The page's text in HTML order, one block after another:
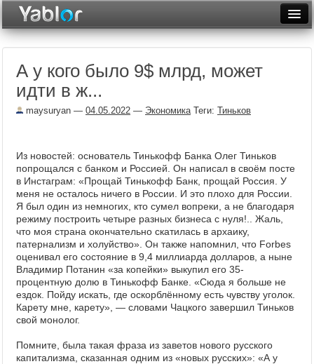
Неделя
Архив
Фототоп
Видеотоп
А у кого было 9$ млрд, может
идти в ж...
maysuryan — 04.05.2022 — Экономика Теги: Тиньков
Из новостей: основатель Тинькофф Банка Олег Тиньков
попрощался с банком и Россией. Он написал в своём посте
в Инстаграм: «Прощай Тинькофф Банк, прощай Россия. У
меня не осталось ничего в России. И это плохо для России.
Я был один из немногих, кто сумел вопреки, а не благодаря
режиму построить четыре разных бизнеса с нуля!.. Жаль,
что моя страна окончательно скатилась в архаику,
патернализм и холуйство». Он также напомнил, что Forbes
оценивал его состояние в 9,4 миллиарда долларов, а ныне
Владимир Потанин «за копейки» выкупил его 35-
процентную долю в Тинькофф Банке. «Сюда я больше не
ездок. Пойду искать, где оскорблённому есть чувству уголок.
Карету мне, карету», — словами Чацкого завершил Тиньков
свой монолог.
Помните, была такая фраза из заветов нового русского
капитализма, сказанная одним из «новых русских»: «А у